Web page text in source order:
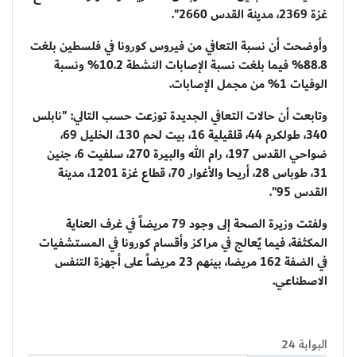
غزة 2369، مدينة القدس 2660".
وأوضحت أن نسبة التعافي من فيروس كورونا في فلسطين بلغت
88.8% فيما بلغت نسبة الإصابات النشطة 10.2% ونسبة
الوفيات 1% من مجمل الإصابات.
وتابعت أن حالات التعافي الجديدة توزعت حسب التالي: "نابلس
340، طولكرم 44، قلقيلية 16، بيت لحم 130، الخليل 69،
ضواحي القدس 197، رام الله والبيرة 270، سلفيت 6، جنين
31، طوباس 28، أريحا والأغوار 70، قطاع غزة 1201، مدينة
القدس 95".
ولفتت وزيرة الصحة إلى وجود 79 مريضاً في غرف العناية
المكثفة، فيما يٌعالج في مراكز وأقسام كورونا في المستشفيات
في الضفة 162 مريضا، بينهم 23 مريضاً على أجهزة التنفس
الاصطناعي.
البوابة 24